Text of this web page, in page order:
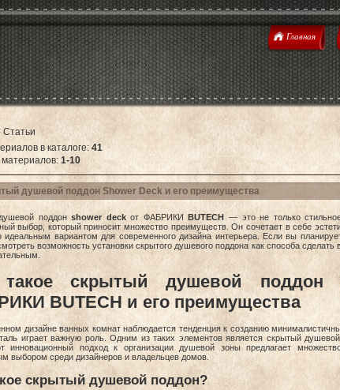
Главная
Статьи
в каталоге: 41
: 1-10
душевой поддон Shower Deck и его преимущества
поддонshower deckот ФАБРИКИBUTECH — это не только
выбор, который приносит множество преимуществ. Он сочетает в себе
идеальным вариантом для современного дизайна интерьера. Если вы
возможность установки скрытого душевого поддона как способа
скрытый душевой поддон
BUTECH и его преимущества
дизайне ванных комнат наблюдается тенденция к созданию
играет важную роль. Одним из таких элементов является скрытый
инновационный подход к организации душевой зоны предлагает
выбором среди дизайнеров и владельцев домов.
скрытый душевой поддон?